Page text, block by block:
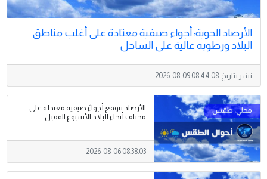
الأرصاد الجوية: أجواء صيفية معتادة على أغلب مناطق
البلاد ورطوبة عالية على الساحل
نشر بتاريخ:2026-08-09 08:44:08
الأرصاد تتوقع أجواءً صيفية معتدلة على
مختلف أنحاء البلاد الأسبوع المقبل
2026-08-06 08:38:03